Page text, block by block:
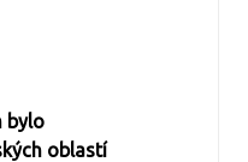
bylo
oblastí